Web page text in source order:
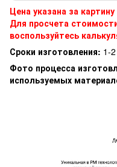
Цена указана за
Для просчета
воспользуйтесь
Сроки изготовления: 1-
Фото процесса
используемых